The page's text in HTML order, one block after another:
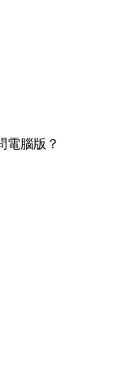
電腦版？